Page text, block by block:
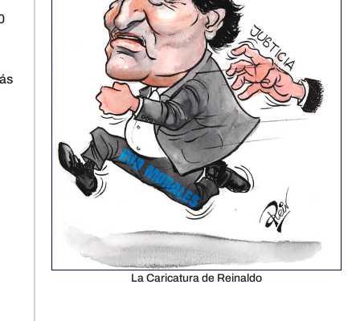
La Caricatura de Reinaldo